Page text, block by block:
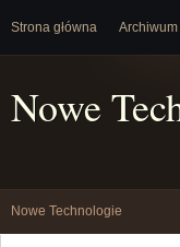
Strona główna Archiwum
Nowe
Nowe Technologie